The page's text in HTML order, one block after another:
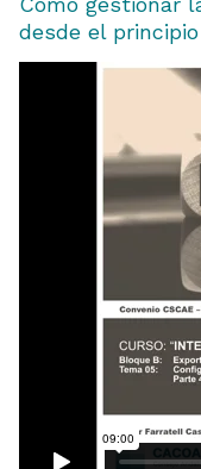
desde el principio